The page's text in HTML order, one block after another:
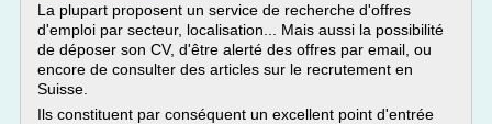
La plupart proposent un service de recherche d'offres
d'emploi par secteur, localisation... Mais aussi la possibilité
de déposer son CV, d'être alerté des offres par email, ou
encore de consulter des articles sur le recrutement en
Suisse.
Ils constituent par conséquent un excellent point d'entrée